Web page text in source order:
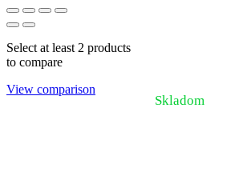
Skladom
Select at least 2 products
to compare
View comparison